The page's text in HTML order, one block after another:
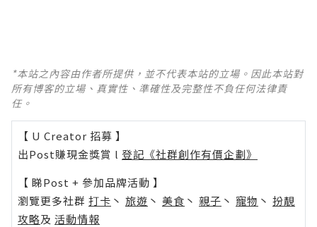
*本站之內容由作者所提供，並不代表本站的立場。因此本站對
所有博客的立場、真實性、準確性及完整性不負任何法律責
任。
【 U Creator 招募 】
出Post賺現金獎賞 l 登記《社群創作有價企劃》
【 睇Post + 參加品牌活動 】
瀏覽更多社群 打卡 丶 旅遊 丶 美食 丶 親子 丶 寵物 丶 扮靚
攻略及 活動情報